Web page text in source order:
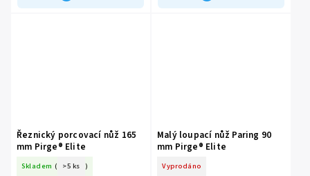
Řeznický porcovací nůž 165
mm Pirge® Elite
Skladem ( >5 ks )
Malý loupací nůž Paring 90
mm Pirge® Elite
Vyprodáno